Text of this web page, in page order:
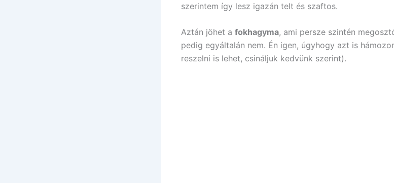
szerintem így lesz igazán telt és szaftos.
Aztán jöhet a fokhagyma, ami persze szintén
pedig egyáltalán nem. Én igen, úgyhogy azt is
reszelni is lehet, csináljuk kedvünk szerint).